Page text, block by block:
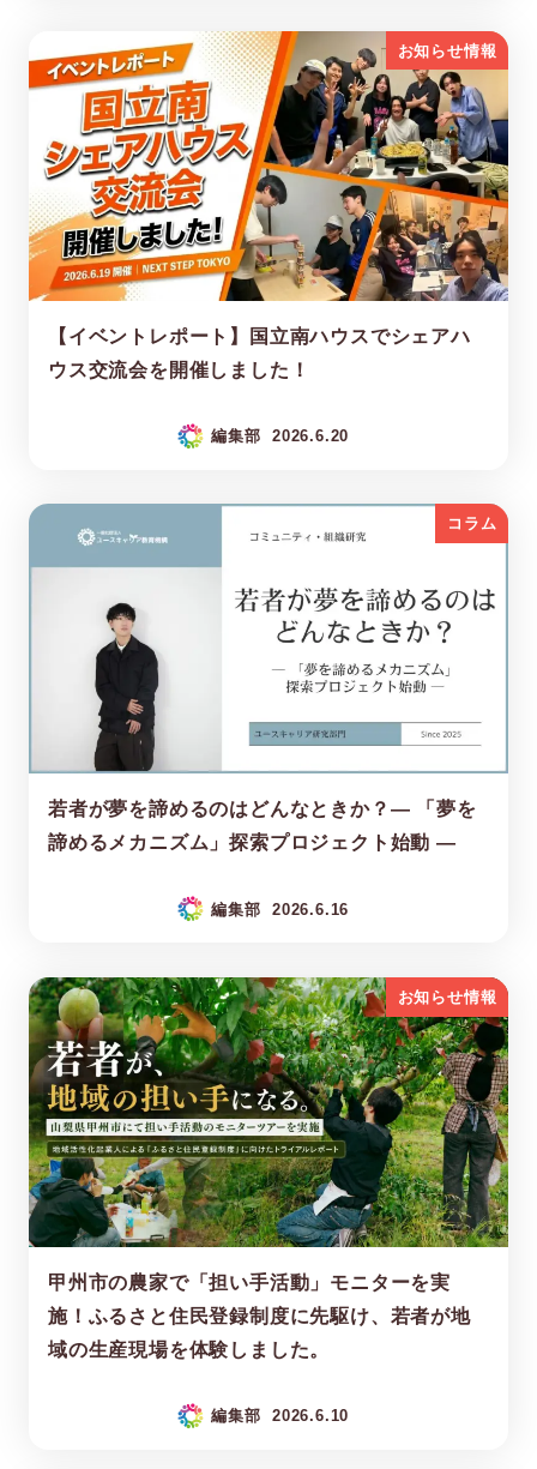
お知らせ情報
【イベントレポート】国立南ハウスでシェアハ
ウス交流会を開催しました！
編集部 2026.6.20
コラム
若者が夢を諦めるのはどんなときか？― 「夢を
諦めるメカニズム」探索プロジェクト始動 ―
編集部 2026.6.16
お知らせ情報
甲州市の農家で「担い手活動」モニターを実
施！ふるさと住民登録制度に先駆け、若者が地
域の生産現場を体験しました。
編集部 2026.6.10